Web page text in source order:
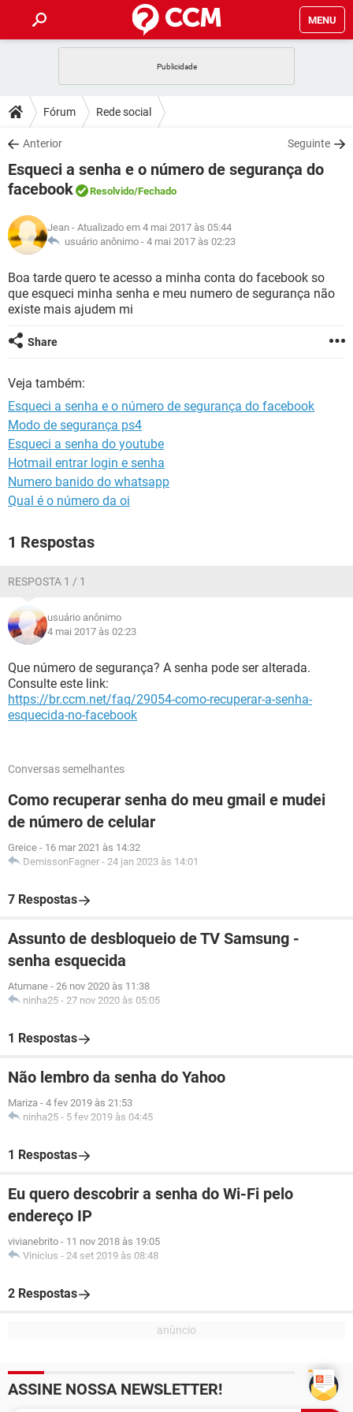
MENU
CELULAR
OUTLOOK
INSTAGRAM GMAIL
GUIA DE COMPRAS
DICAS
JOGOS
OUTLOOK
GUIA DE COMPRAS
DOWNLOADS
JOGOS WHATSAPP
CELULAR
OUTLOOK EXCEL
INSTAGRAM
GUIA DE COMPRAS
FÓRUM
CELULAR FACEBOOK
INSTAGRAM GMAIL
GUIA DE COMPRAS
GLOSSÁRIO
JOGOS
CELULAR FACEBOOK
OUTLOOK
INSTAGRAM
Fórum Rede social
Anterior Seguinte
Esqueci a senha e o número de segurança do
facebook
Resolvido/Fechado
Jean - Atualizado em 4 mai 2017 às 05:44
usuário anônimo - 4 mai 2017 às 02:23
Boa tarde quero te acesso a minha conta do facebook so
que esqueci minha senha e meu numero de segurança não
existe mais ajudem mi
Share
Veja também:
Esqueci a senha e o número de segurança do facebook
Modo de segurança ps4
Esqueci a senha do youtube
Hotmail entrar login e senha
Numero banido do whatsapp
Qual é o número da oi
1 Respostas
RESPOSTA 1 / 1
usuário anônimo
4 mai 2017 às 02:23
Que número de segurança? A senha pode ser alterada.
Consulte este link:
https://br.ccm.net/faq/29054-como-recuperar-a-senha-
esquecida-no-facebook
Conversas semelhantes
Como recuperar senha do meu gmail e mudei
de número de celular
Greice - 16 mar 2021 às 14:32
DemissonFagner - 24 jan 2023 às 14:01
7 Respostas
Assunto de desbloqueio de TV Samsung -
senha esquecida
Atumane - 26 nov 2020 às 11:38
ninha25 - 27 nov 2020 às 05:05
1 Respostas
Não lembro da senha do Yahoo
Mariza - 4 fev 2019 às 21:53
ninha25 - 5 fev 2019 às 04:45
1 Respostas
Eu quero descobrir a senha do Wi-Fi pelo
endereço IP
vivianebrito - 11 nov 2018 às 19:05
Vinicius - 24 set 2019 às 08:48
2 Respostas
ASSINE NOSSA NEWSLETTER!